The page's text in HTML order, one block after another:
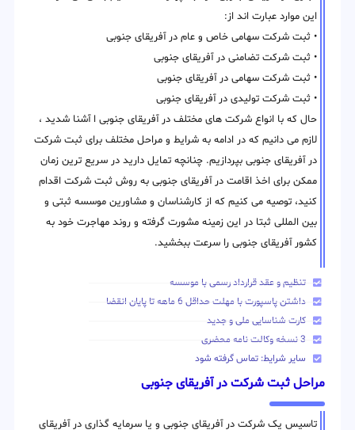
این موارد عبارت اند از:
• ثبت شرکت سهامی خاص و عام در آفریقای جنوبی
• ثبت شرکت تضامنی در آفریقای جنوبی
• ثبت شرکت سهامی در آفریقای جنوبی
• ثبت شرکت تولیدی در آفریقای جنوبی
حال که با انواع شرکت های مختلف در آفریقای جنوبی ا آشنا شدید ،
لازم می دانیم که در ادامه به شرایط و مراحل مختلف برای ثبت شرکت
در آفریقای جنوبی بپردازیم. چنانچه تمایل دارید در سریع ترین زمان
ممکن برای اخذ اقامت در آفریقای جنوبی به روش ثبت شرکت اقدام
کنید، توصیه می کنیم که از کارشناسان و مشاورین موسسه ثبتی و
بین المللی ثبتا در این زمینه مشورت گرفته و روند مهاجرت خود به
کشور آفریقای جنوبی را سرعت ببخشید.
تنظیم و عقد قرارداد رسمی با موسسه
داشتن پاسپورت با مهلت حداقل 6 ماهه تا پایان انقضا
کارت شناسایی ملی و جدید
3 نسخه وکالت نامه محضری
سایر شرایط: تماس گرفته شود
مراحل ثبت شرکت در آفریقای جنوبی
تاسیس یک شرکت در آفریقای جنوبی و یا سرمایه گذاری در آفریقای